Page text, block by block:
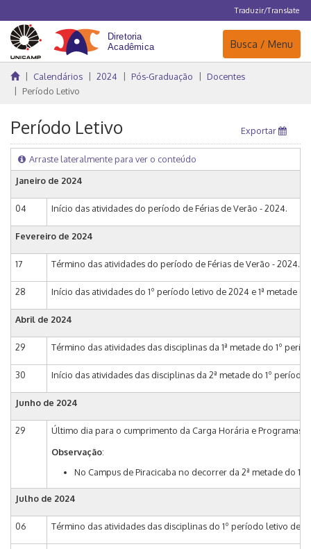
Traduzir/Translate
Navegação
Busca / Menu
Calendários 2024 Pós-Graduação
Docentes
Período Letivo
Período Letivo Exportar
Arraste lateralmente para ver o conteúdo
Janeiro de 2024
04 Início das atividades do período de Férias de Verão - 2024.
Fevereiro de 2024
17 Término das atividades do período de Férias de Verão - 2024.
28 Início das atividades do 1º período letivo de 2024 e 1ª metade
Abril de 2024
29 Término das atividades das disciplinas da 1ª metade do 1º
30 Início das atividades das disciplinas da 2ª metade do 1º período
Junho de 2024
29
Último dia para o cumprimento da Carga Horária e Programas
Observação:
No Campus de Piracicaba no decorrer da 2ª metade do
Julho de 2024
06 Término das atividades das disciplinas do 1º período letivo de